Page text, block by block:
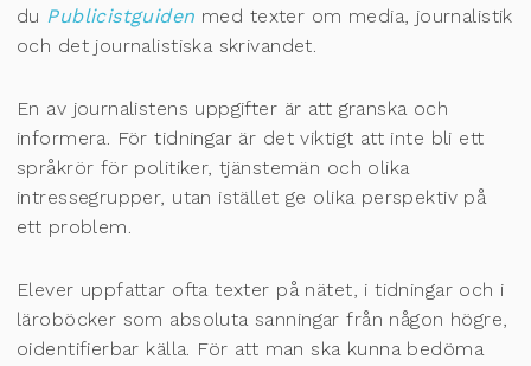
du Publicistguiden med texter om media, journalistik
och det journalistiska skrivandet.
En av journalistens uppgifter är att granska och
informera. För tidningar är det viktigt att inte bli ett
språkrör för politiker, tjänstemän och olika
intressegrupper, utan istället ge olika perspektiv på
ett problem.
Elever uppfattar ofta texter på nätet, i tidningar och i
läroböcker som absoluta sanningar från någon högre,
oidentifierbar källa. För att man ska kunna bedöma